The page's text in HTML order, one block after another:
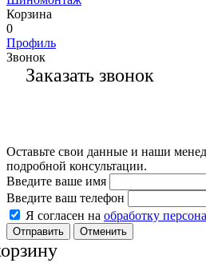
Корзина
0
Профиль
Звонок
Заказать звонок
Оставьте свои данные и наши
подробной консультации.
Введите ваше имя
Введите ваш телефон
Я согласен на обработку
Отменить